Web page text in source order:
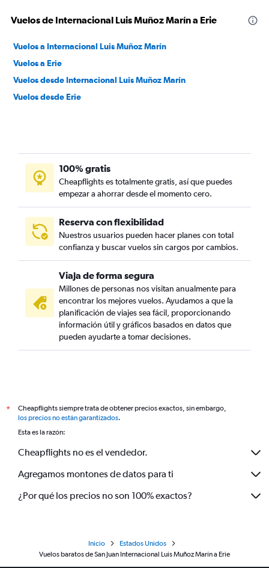
Vuelos de Internacional Luis Muñoz Marín a Erie
Vuelos a Internacional Luis Muñoz Marín
Vuelos a Erie
Vuelos desde Internacional Luis Muñoz Marín
Vuelos desde Erie
100% gratis
Cheapflights es totalmente gratis, así que puedes
empezar a ahorrar desde el momento cero.
Reserva con flexibilidad
Nuestros usuarios pueden hacer planes con total
confianza y buscar vuelos sin cargos por cambios.
Viaja de forma segura
Millones de personas nos visitan anualmente para
encontrar los mejores vuelos. Ayudamos a que la
planificación de viajes sea fácil, proporcionando
información útil y gráficos basados en datos que
pueden ayudarte a tomar decisiones.
*
Cheapflights siempre trata de obtener precios exactos, sin embargo,
los precios no están garantizados.
Esta es la razón:
Cheapflights no es el vendedor.
Agregamos montones de datos para ti
¿Por qué los precios no son 100% exactos?
Inicio
Estados Unidos
Vuelos baratos de San Juan Internacional Luis Muñoz Marín a Erie